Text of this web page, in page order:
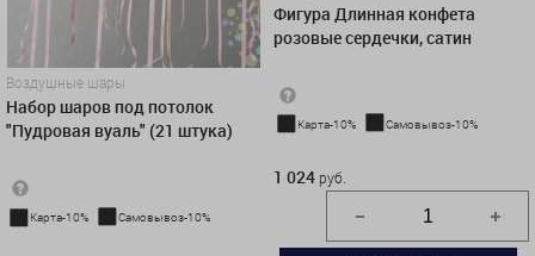
Воздушные шары
Набор шаров под потолок
"Пудровая вуаль" (21 штука)
Карта-10% Самовывоз-10%
Фигура Длинная конфета
розовые сердечки, сатин
Карта-10% Самовывоз-10%
1 024 руб.